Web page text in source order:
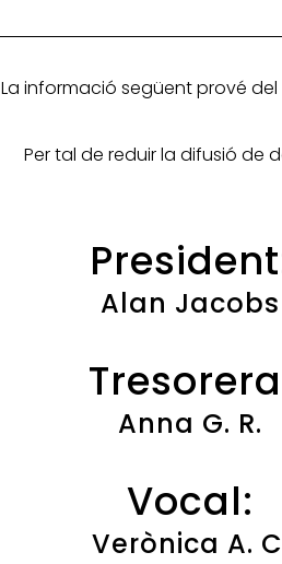
La informació següent prové del
Per tal de reduir la difusió de
Alan Jacobs
Anna G. R.
Vocal:
Verònica A.